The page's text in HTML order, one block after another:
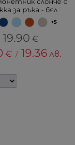
за ръка - бял
+5
19.90€
€ / 19.36 лв.